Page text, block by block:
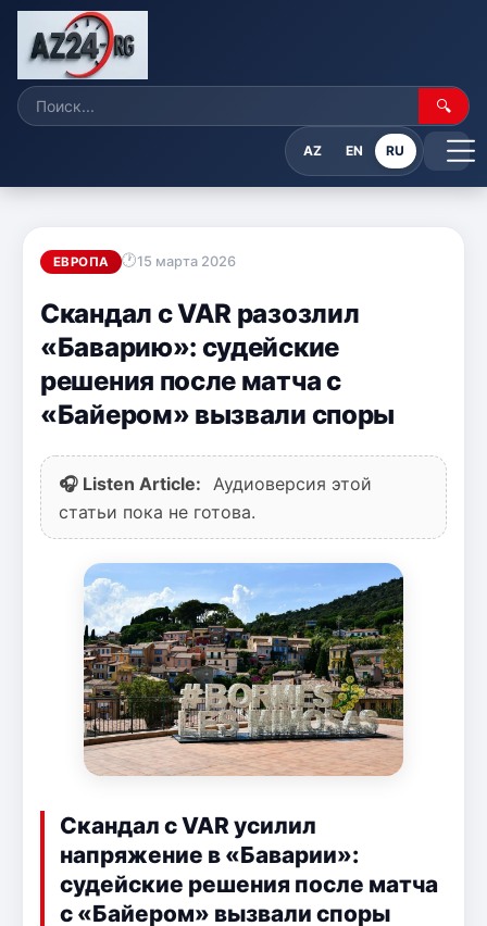
🔍
AZ EN RU
ЕВРОПА 15 марта 2026
Скандал с VAR разозлил
«Баварию»: судейские
решения после матча с
«Байером» вызвали споры
🎧 Listen Article:
Аудиоверсия этой
статьи пока не готова.
Скандал с VAR усилил
напряжение в «Баварии»:
судейские решения после матча
с «Байером» вызвали споры